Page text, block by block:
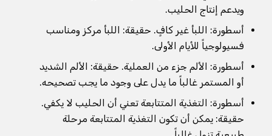
ويدعم إنتاج الحليب.
أسطورة: اللبأ غير كافٍ. حقيقة: اللبأ مركز ومناسب
فسيولوجياً للأيام الأولى.
أسطورة: الألم جزء من العملية. حقيقة: الألم الشديد
أو المستمر غالباً ما يدل على وجود ما يجب تصحيحه.
أسطورة: التغذية المتتابعة تعني أن الحليب لا يكفي.
حقيقة: يمكن أن تكون التغذية المتتابعة مرحلة